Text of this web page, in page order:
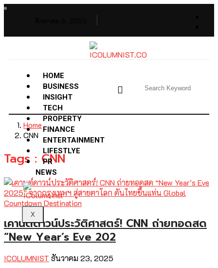
HOME
BUSINESS
INSIGHT
TECH
PROPERTY
FINANCE
ENTERTAINMENT
LIFESTLYE
PR
NEWS
X
Home
CNN
Tags : CNN
เคานต์ดาวน์ประวัติศาสตร์! CNN ถ่ายทอดสด
“New Year’s Eve 202
ICOLUMNIST ธันวาคม 23, 2025